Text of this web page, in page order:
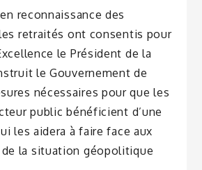
reconnaissance des
retraités ont consentis pour
le Président de la
le Gouvernement de
nécessaires pour que les
public bénéficient d’une
les aidera à faire face aux
la situation géopolitique